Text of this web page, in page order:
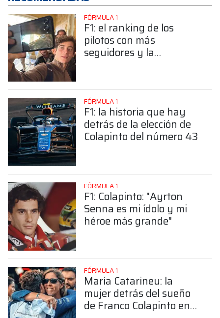
FÓRMULA 1
F1: el ranking de los
pilotos con más
seguidores y la
FÓRMULA 1
F1: la historia que hay
detrás de la elección de
Colapinto del número 43
FÓRMULA 1
F1: Colapinto: "Ayrton
Senna es mi ídolo y mi
héroe más grande"
FÓRMULA 1
María Catarineu: la
mujer detrás del sueño
de Franco Colapinto en